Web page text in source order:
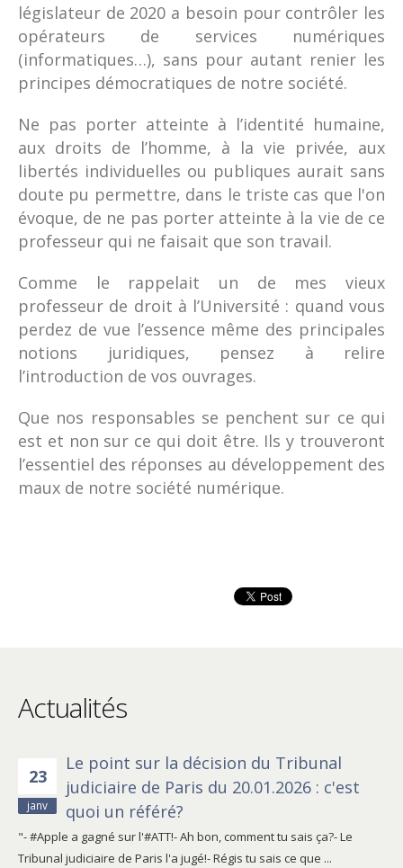
législateur de 2020 a besoin pour contrôler les
opérateurs de services numériques
(informatiques…), sans pour autant renier les
principes démocratiques de notre société.
Ne pas porter atteinte à l’identité humaine,
aux droits de l’homme, à la vie privée, aux
libertés individuelles ou publiques aurait sans
doute pu permettre, dans le triste cas que l'on
évoque, de ne pas porter atteinte à la vie de ce
professeur qui ne faisait que son travail.
Comme le rappelait un de mes vieux
professeur de droit à l’Université : quand vous
perdez de vue l’essence même des principales
notions juridiques, pensez à relire
l’introduction de vos ouvrages.
Que nos responsables se penchent sur ce qui
est et non sur ce qui doit être. Ils y trouveront
l’essentiel des réponses au développement des
maux de notre société numérique.
Actualités
23
janv
Le point sur la décision du Tribunal
judiciaire de Paris du 20.01.2026 : c'est
quoi un référé?
"- #Apple a gagné sur l'#ATT!- Ah bon, comment tu sais ça?- Le
Tribunal judiciaire de Paris l'a jugé!- Régis tu sais ce que ...